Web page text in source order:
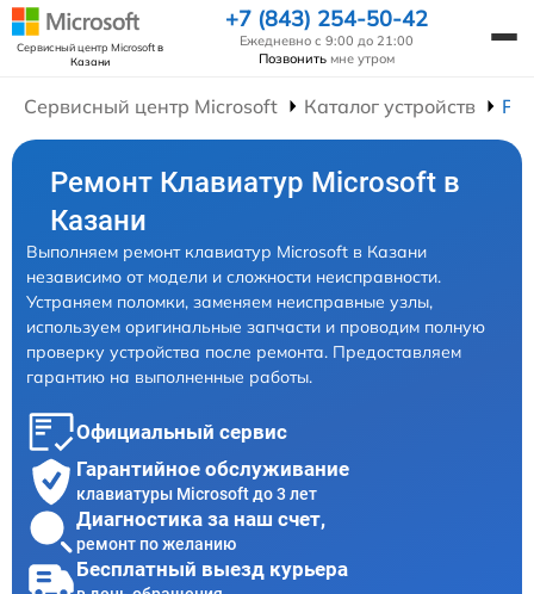
Сервисный центр Microsoftв
Казани
+7 (843) 254-50-42
Ежедневно с 9:00 до 21:00
Позвонить мне утром
Сервисный центр Microsoft Каталог устройств
Ремонт Клавиатур Microsoft в
Казани
Выполняем ремонт клавиатур Microsoft в Казани
независимо от модели и сложности неисправности.
Устраняем поломки, заменяем неисправные узлы,
используем оригинальные запчасти и проводим полную
проверку устройства после ремонта. Предоставляем
гарантию на выполненные работы.
Официальный сервис
Гарантийное обслуживание
клавиатуры Microsoft до 3 лет
Диагностика за наш счет,
ремонт по желанию
Бесплатный выезд курьера